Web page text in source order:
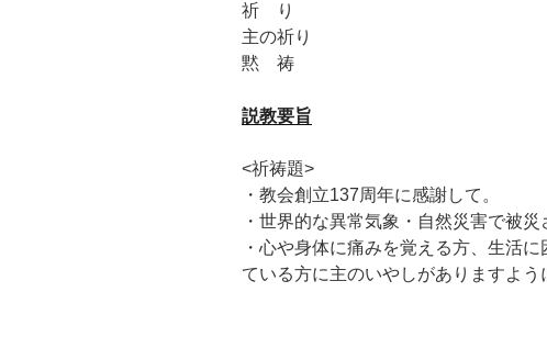
祈 り
主の祈り
黙 祷
説教要旨
<祈祷題>
・教会創立137周年に感謝して。
・世界的な異常気象・自然災害で被災
・心や身体に痛みを覚える方、生活に
ている方に主のいやしがありますよう